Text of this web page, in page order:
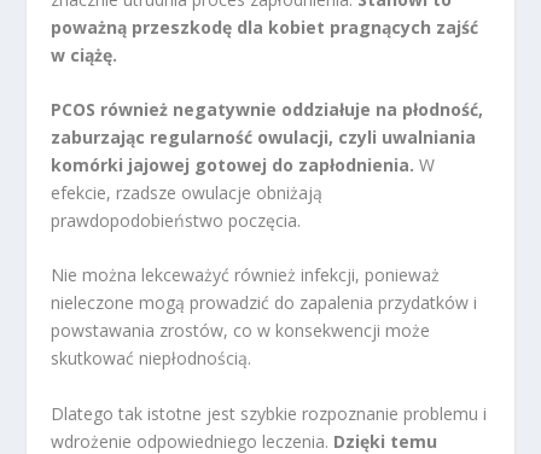
poważną przeszkodę dla kobiet pragnących zajść
w ciążę.
PCOS również negatywnie oddziałuje na płodność,
zaburzając regularność owulacji, czyli uwalniania
komórki jajowej gotowej do zapłodnienia. W
efekcie, rzadsze owulacje obniżają
prawdopodobieństwo poczęcia.
Nie można lekceważyć również infekcji, ponieważ
nieleczone mogą prowadzić do zapalenia przydatków i
powstawania zrostów, co w konsekwencji może
skutkować niepłodnością.
Dlatego tak istotne jest szybkie rozpoznanie problemu i
wdrożenie odpowiedniego leczenia. Dzięki temu